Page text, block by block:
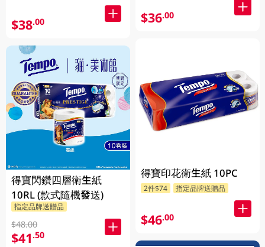
$38.00
得寶閃鑽四層衛生紙
10RL (款式隨機發送)
指定品牌送贈品
$48.00
$41.50
$36.00
得寶印花衛生紙 10PC
2件$74 指定品牌送贈品
$46.00